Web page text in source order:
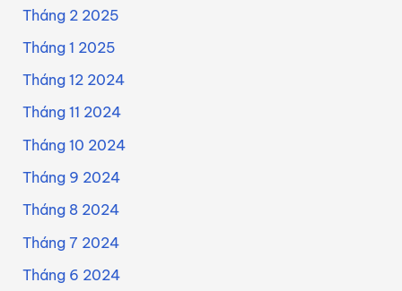
Tháng 2 2025
Tháng 1 2025
Tháng 12 2024
Tháng 11 2024
Tháng 10 2024
Tháng 9 2024
Tháng 8 2024
Tháng 7 2024
Tháng 6 2024